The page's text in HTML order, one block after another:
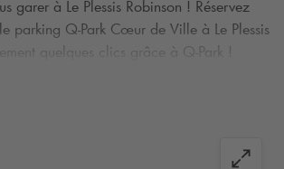
garer à Le Plessis Robinson ! Réservez
parking Q-Park Cœur de Ville à Le Plessis
quelques clics grâce à
Q-Park !
tranquillité dans Le Plessis Robinson.